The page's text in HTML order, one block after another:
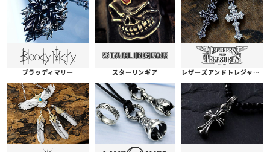
ブラッディマリー スターリンギア レザーズアンドトレジャーズ